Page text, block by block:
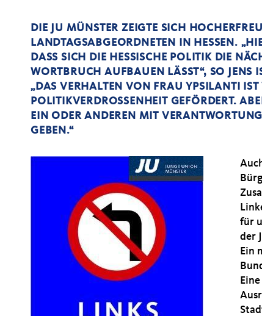
DIE JU MÜNSTER ZEIGTE SICH
LANDTAGSABGEORDNETEN IN HESSEN.
DASS SICH DIE HESSISCHE POLITIK DIE
WORTBRUCH AUFBAUEN LÄSST“, SO JENS
DAS VERHALTEN VON FRAU YPSILANTI
POLITIKVERDROSSENHEIT GEFÖRDERT.
EIN ODER ANDEREN MIT
GEBEN.“
für
der
Ein